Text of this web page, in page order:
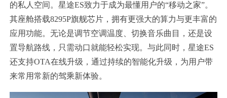
的私人空间。星途ES致力于成为最懂用户的“移动之家”。
其座舱搭载8295P旗舰芯片，拥有更强大的算力与更丰富的
应用功能。无论是调节空调温度、切换音乐曲目，还是设
置导航路线，只需动口就能轻松实现。与此同时，星途ES
还支持OTA在线升级，通过持续的智能化升级，为用户带
来常用常新的驾乘新体验。